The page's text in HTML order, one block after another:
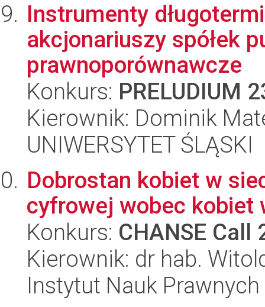
Instrumenty
akcjonariuszy spółek
prawnoporównawcze
Konkurs: PRELUDIUM
Kierownik: Dominik
UNIWERSYTET ŚLĄSKI
Dobrostan kobiet w
cyfrowej wobec kobiet
Konkurs: CHANSE Call
Kierownik: dr hab.
Instytut Nauk Prawnych